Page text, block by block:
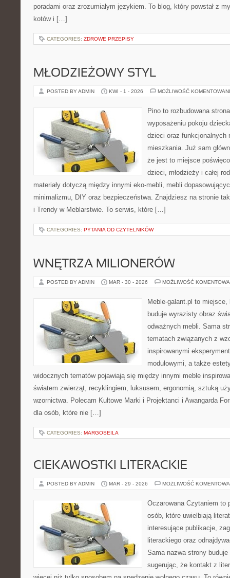
poradami oraz zrozumiałym językiem. To blog, który powstał z
kotów i […]
CATEGORIES: ZDROWE PRZEPISY
MŁODZIEŻOWY STYL
POSTED BY ADMIN KWI - 1 - 2026 MOŻLIWOŚĆ
Pino to rozbudowana
wyposażeniu pokoju
dzieci oraz funkcjonalnych
mieszkania. Już sam
że jest to miejsce
dzieci, młodzieży i całej
materiały dotyczą między innymi eko-mebli, mebli
minimalizmu, DIY oraz bezpieczeństwa. Znajdziesz na stronie
i Trendy w Meblarstwie. To serwis, które […]
CATEGORIES: PYTANIA OD CZYTELNIKÓW
WNĘTRZA MILIONERÓW
POSTED BY ADMIN MAR - 30 - 2026 MOŻLIWOŚĆ
Meble-galant.pl to
buduje wyrazisty obraz
odważnych mebli. Sama
tematach związanych z
inspirowanymi
modułowymi, a także
widocznych tematów pojawiają się między innymi meble
światem zwierząt, recyklingiem, luksusem, ergonomią, sztuką
wzornictwa. Polecam Kultowe Marki i Projektanci i Awangarda
dla osób, które nie […]
CATEGORIES: MARGOSEILA
CIEKAWOSTKI LITERACKIE
POSTED BY ADMIN MAR - 29 - 2026 MOŻLIWOŚĆ
Oczarowana Czytaniem to
osób, które uwielbiają
interesujące publikacje,
literackiego oraz
Sama nazwa strony
sugerując, że kontakt z